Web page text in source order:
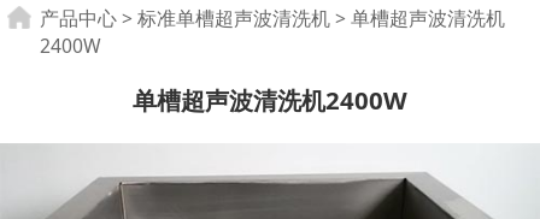
单槽超声波清洗机
2400W
产品中心> 标准单槽超声波清洗机> 单槽超声波清洗机
2400W
单槽超声波清洗机2400W